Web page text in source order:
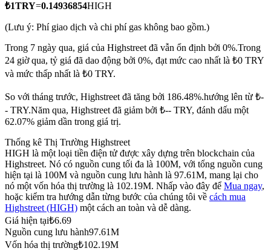
USDC Futures vĩnh cửu
Futures sử dụng USDC làm tài sản thế chấp
Sao chép Giao dịch
Tham gia cùng các nhà giao dịch hàng đầu
₺1TRY=0.14936854HIGH
(Lưu ý: Phí giao dịch và chi phí gas không bao gồm.)
Trong 7 ngày qua, giá của Highstreet đã vẫn ổn định bởi 0%.Trong
24 giờ qua, tỷ giá đã dao động bởi 0%, đạt mức cao nhất là ₺0 TRY
và mức thấp nhất là ₺0 TRY.
So với tháng trước, Highstreet đã tăng bởi 186.48%.hướng lên từ ₺-
- TRY.Năm qua, Highstreet đã giảm bởi ₺-- TRY, đánh dấu một
62.07% giảm dần trong giá trị.
Thống kê Thị Trường Highstreet
HIGH là một loại tiền điện tử được xây dựng trên blockchain của
Highstreet. Nó có nguồn cung tối đa là 100M, với tổng nguồn cung
hiện tại là 100M và nguồn cung lưu hành là 97.61M, mang lại cho
nó một vốn hóa thị trường là 102.19M. Nhấp vào đây để Mua ngay,
hoặc kiểm tra hướng dẫn từng bước của chúng tôi về cách mua
Highstreet (HIGH) một cách an toàn và dễ dàng.
Giá hiện tại₺6.69
Nguồn cung lưu hành97.61M
Vốn hóa thị trường₺102.19M